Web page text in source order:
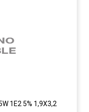
1E2 5% 1,9X3,2